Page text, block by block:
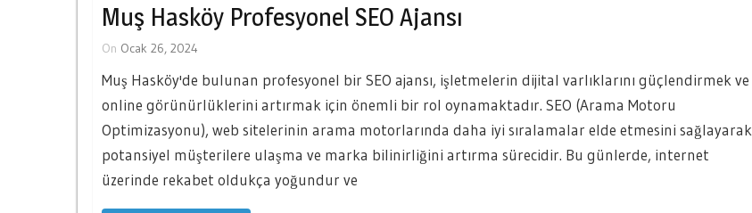
Muş Hasköy Profesyonel SEO Ajansı
On Ocak 26, 2024
Muş Hasköy'de bulunan profesyonel bir SEO ajansı, işletmelerin dijital varlıklarını güçlendirmek ve
online görünürlüklerini artırmak için önemli bir rol oynamaktadır. SEO (Arama Motoru
Optimizasyonu), web sitelerinin arama motorlarında daha iyi sıralamalar elde etmesini sağlayarak
potansiyel müşterilere ulaşma ve marka bilinirliğini artırma sürecidir. Bu günlerde, internet
üzerinde rekabet oldukça yoğundur ve